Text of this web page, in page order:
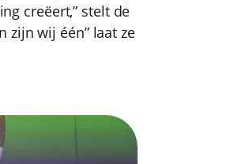
creëert,” stelt de
zijn wij één” laat ze